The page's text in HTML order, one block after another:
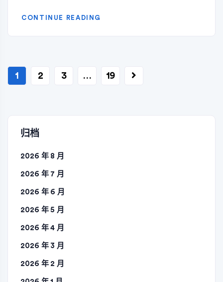
CONTINUE READING
文
页
1 2 3 … 19
归档
2026 年 8 月
2026 年 7 月
2026 年 6 月
2026 年 5 月
2026 年 4 月
2026 年 3 月
2026 年 2 月